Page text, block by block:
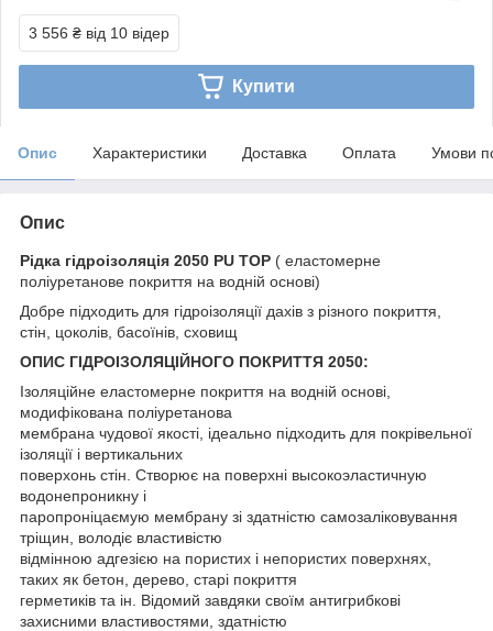
3 556 ₴ від 10 відер
Купити
Опис Характеристики Доставка Оплата Умови
Опис
Рідка гідроізоляція 2050 PU TOP ( еластомерне
поліуретанове покриття на водній основі)
Добре підходить для гідроізоляції дахів з різного покриття,
стін, цоколів, басоїнів, сховищ
ОПИС ГІДРОІЗОЛЯЦІЙНОГО ПОКРИТТЯ 2050:
Ізоляційне еластомерне покриття на водній основі,
модифікована поліуретанова
мембрана чудової якості, ідеально підходить для покрівельної
ізоляції і вертикальних
поверхонь стін. Створює на поверхні высокоэластичную
водонепроникну і
паропроніцаємую мембрану зі здатністю самозаліковування
тріщин, володіє властивістю
відмінною адгезією на пористих і непористих поверхнях,
таких як бетон, дерево, старі покриття
герметиків та ін. Відомий завдяки своїм антигрибкові
захисними властивостями, здатністю